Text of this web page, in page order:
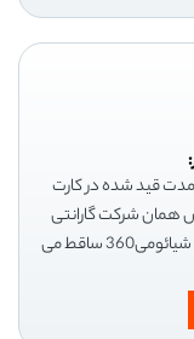
مدت قید شده در کارت
همان شرکت گارانتی
کننده بوده و مسئولیت آن از بخش خدمات سایت شیائومی360 ساقط می